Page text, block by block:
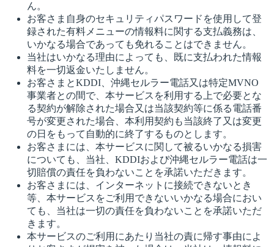
ん。
お客さま自身のセキュリティパスワードを使用して登
録された有料メニューの情報料に関する支払義務は、
いかなる場合であっても免れることはできません。
当社はいかなる理由によっても、既に支払われた情報
料を一切返金いたしません。
お客さまとKDDI、沖縄セルラー電話又は特定MVNO
事業者との間で、本サービスを利用する上で必要とな
る契約が解除された場合又は当該契約等に係る電話番
号が変更された場合、本利用契約も当該終了又は変更
の日をもって自動的に終了するものとします。
お客さまには、本サービスに関して被るいかなる損害
についても、当社、KDDIおよび沖縄セルラー電話は一
切賠償の責任を負わないことを承諾いただきます。
お客さまには、インターネットに接続できないとき
等、本サービスをご利用できないいかなる場合におい
ても、当社は一切の責任を負わないことを承諾いただ
きます。
本サービスのご利用にあたり当社の責に帰す事由によ